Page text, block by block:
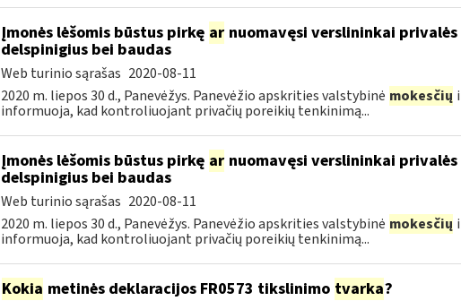
Įmonės lėšomis būstus pirkę arnuomavęsi verslininkai
delspinigius bei baudas
Web turinio sąrašas 2020-08-11
2020 m. liepos 30 d., Panevėžys. Panevėžio apskrities valstybinė mokesčių
informuoja, kad kontroliuojant privačių poreikių tenkinimą...
Įmonės lėšomis būstus pirkę arnuomavęsi verslininkai
delspinigius bei baudas
Web turinio sąrašas 2020-08-11
2020 m. liepos 30 d., Panevėžys. Panevėžio apskrities valstybinė mokesčių
informuoja, kad kontroliuojant privačių poreikių tenkinimą...
Kokia metinės deklaracijos FR0573 tikslinimo tvarka?